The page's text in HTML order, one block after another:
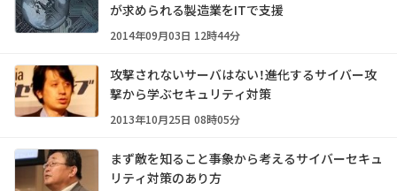
が求められる製造業をITで支援
2014年09月03日 12時44分
攻撃されないサーバはない！――進化するサイバー攻
撃から学ぶセキュリティ対策
2013年10月25日 08時05分
まず敵を知ること――事象から考えるサイバーセキュ
リティ対策のあり方